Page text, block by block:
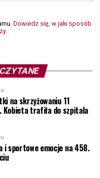
Dowiedz się, w jaki sposób
na skrzyżowaniu 11
Kobieta trafiła do szpitala
i sportowe emocje na 458.